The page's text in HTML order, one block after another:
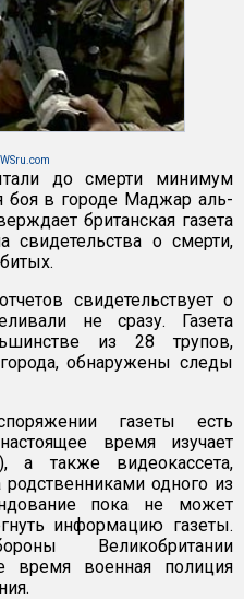
до смерти минимум
в городе Маджар аль-
британская газета
свидетельства о смерти,
свидетельствует о
не сразу. Газета
из 28 трупов,
обнаружены следы
газеты есть
время изучает
а также видеокассета,
родственниками одного из
пока не может
информацию газеты.
Великобритании
время военная полиция